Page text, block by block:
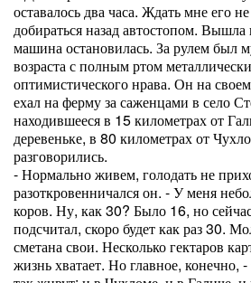
оставалось два часа. Ждать мне его
добираться назад автостопом. Вышла
машина остановилась. За рулем был
возраста с полным ртом
оптимистического нрава. Он на
ехал на ферму за саженцами в село
находившееся в 15 километрах от
деревеньке, в 80 километрах от
разговорились.
- Нормально живем, голодать не
разоткровенничался он. - У меня
коров. Ну, как 30? Было 16, но
подсчитал, скоро будет как раз 30.
сметана свои. Несколько гектаров
жизнь хватает. Но главное, конечно,